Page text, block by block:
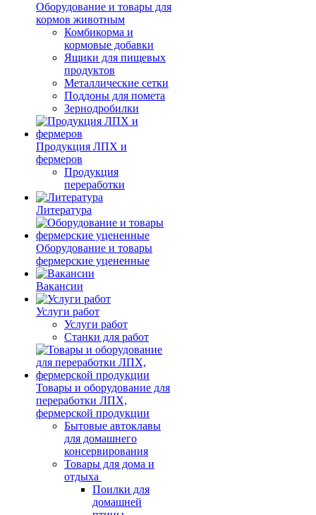
Оборудование и товары для
кормов животным
Комбикорма и
кормовые добавки
Ящики для пищевых
продуктов
Металлические сетки
Поддоны для помета
Зернодробилки
Продукция ЛПХ и
фермеров
Продукция
переработки
Литература
Оборудование и товары
фермерские уцененные
Вакансии
Услуги работ
Услуги работ
Станки для работ
Товары и оборудование для
переработки ЛПХ,
фермерской продукции
Бытовые автоклавы
для домашнего
консервирования
Товары для дома и
отдыха
Поилки для
домашней